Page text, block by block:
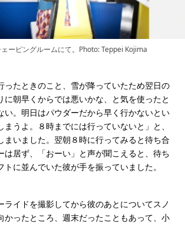
ーピングルームにて。Photo: Teppei Kojima
ったときのこと、雪が降っていたため翌日の
に朝早くからでは悪いかな、と気を使ったと
い。明日はパウダーだから早く行かないとい
うよ。８時までには行っていないと」と、
まいました。翌朝８時に行ってみると待ち合
は居ず、「おーい」と声が聞こえると、待ち
トに並んでいた彼が手を振っていました。
ライドを撮影してから彼のあとについてスノ
かったところ、週末だったこともあって、小